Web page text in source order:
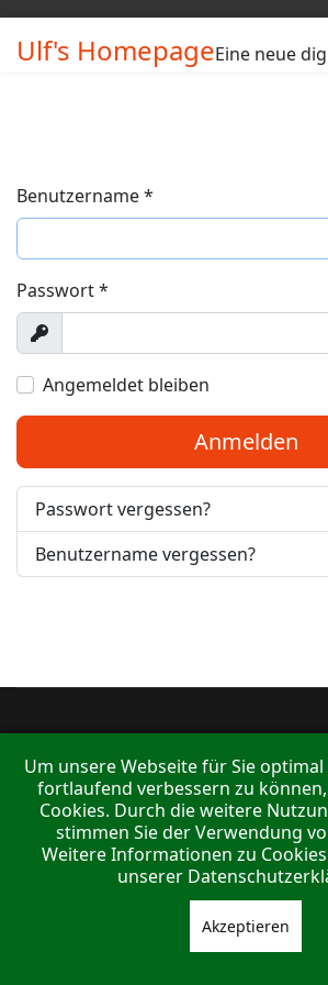
Ulf's HomepageEine neue
Benutzername*
Passwort*
Anzeigen
Angemeldet bleiben
Anmelden
Passwort vergessen?
Benutzername vergessen?
Um unsere Webseite für Sie
fortlaufend verbessern zu
Cookies. Durch die weitere
stimmen Sie der Verwendung
Weitere Informationen zu
unserer
Akzeptieren